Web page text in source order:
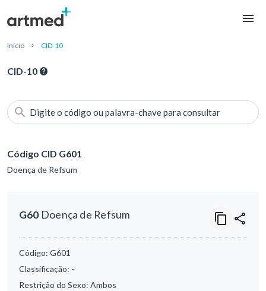
Início CID-10
CID-10
Digite o código ou palavra-chave para consultar
Código CID G601
Doença de Refsum
G60Doença de Refsum
Código: G601
Classificação: -
Restrição do Sexo: Ambos